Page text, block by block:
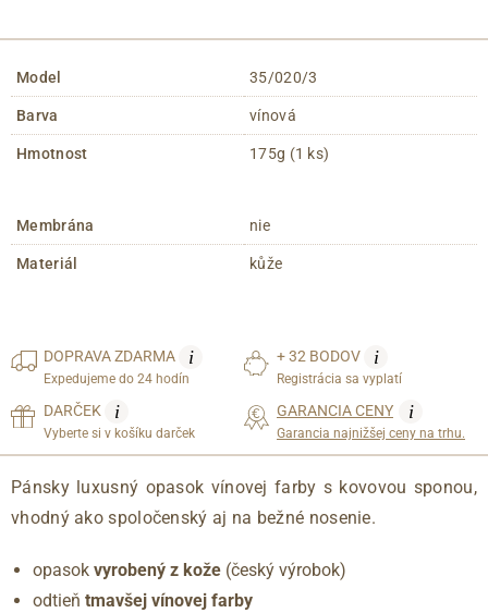
Model 35/020/3
Barva vínová
Hmotnost 175g (1 ks)
Membrána nie
Materiál kůže
DOPRAVAZDARMA i
Expedujeme do 24 hodín
+ 32 BODOV i
Registrácia sa vyplatí
DARČEK i
Vyberte si v košíku darček
GARANCIA CENY i
Garancia najnižšej ceny na trhu.
Pánsky luxusný opasok vínovej farby s kovovou sponou,
vhodný ako spoločenský aj na bežné nosenie.
opasok vyrobený z kože (český výrobok)
odtieň tmavšej vínovej farby